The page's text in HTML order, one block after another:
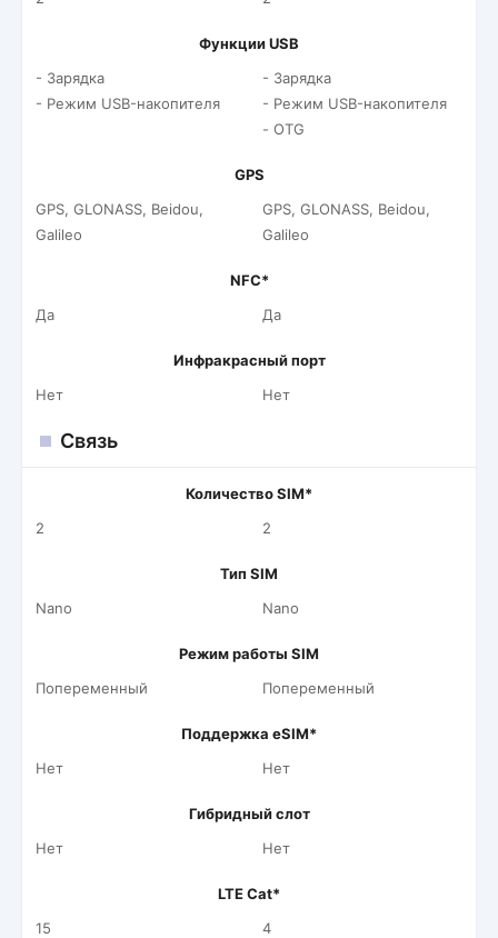
Функции USB
- Зарядка
- Режим USB-накопителя
- Зарядка
- Режим USB-накопителя
- OTG
GPS
GPS, GLONASS, Beidou,
Galileo
GPS, GLONASS, Beidou,
Galileo
NFC*
Да
Да
Инфракрасный порт
Нет
Нет
Связь
Количество SIM*
2
2
Тип SIM
Nano
Nano
Режим работы SIM
Попеременный
Попеременный
Поддержка eSIM*
Нет
Нет
Гибридный слот
Нет
Нет
LTE Cat*
15
4